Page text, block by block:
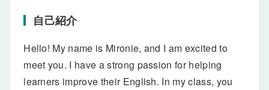
自己紹介
Hello! My name is Mironie, and I am excited to
meet you. I have a strong passion for helping
learners improve their English. In my class, you